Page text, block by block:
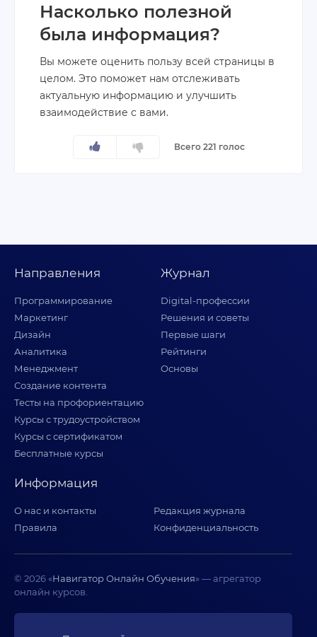
Насколько полезной
была информация?
Вы можете оценить пользу всей страницы в
целом. Это поможет нам отслеживать
актуальную информацию и улучшить
взаимодействие с вами.
Всего 221 голос
Направления
Программирование
Маркетинг
Дизайн
Аналитика
Менеджмент
Создание контента
Тесты на профориентацию
Курсы с трудоустройством
Курсы с сертификатом
Бесплатные курсы
Журнал
Digital-профессии
Решения и советы
Первые шаги
Рейтинги
Основы
Информация
О нас и контакты
Редакция журнала
Правила
Конфиденциальность
© 2026 «Навигатор Онлайн Обучения» — агрегатор
онлайн курсов.